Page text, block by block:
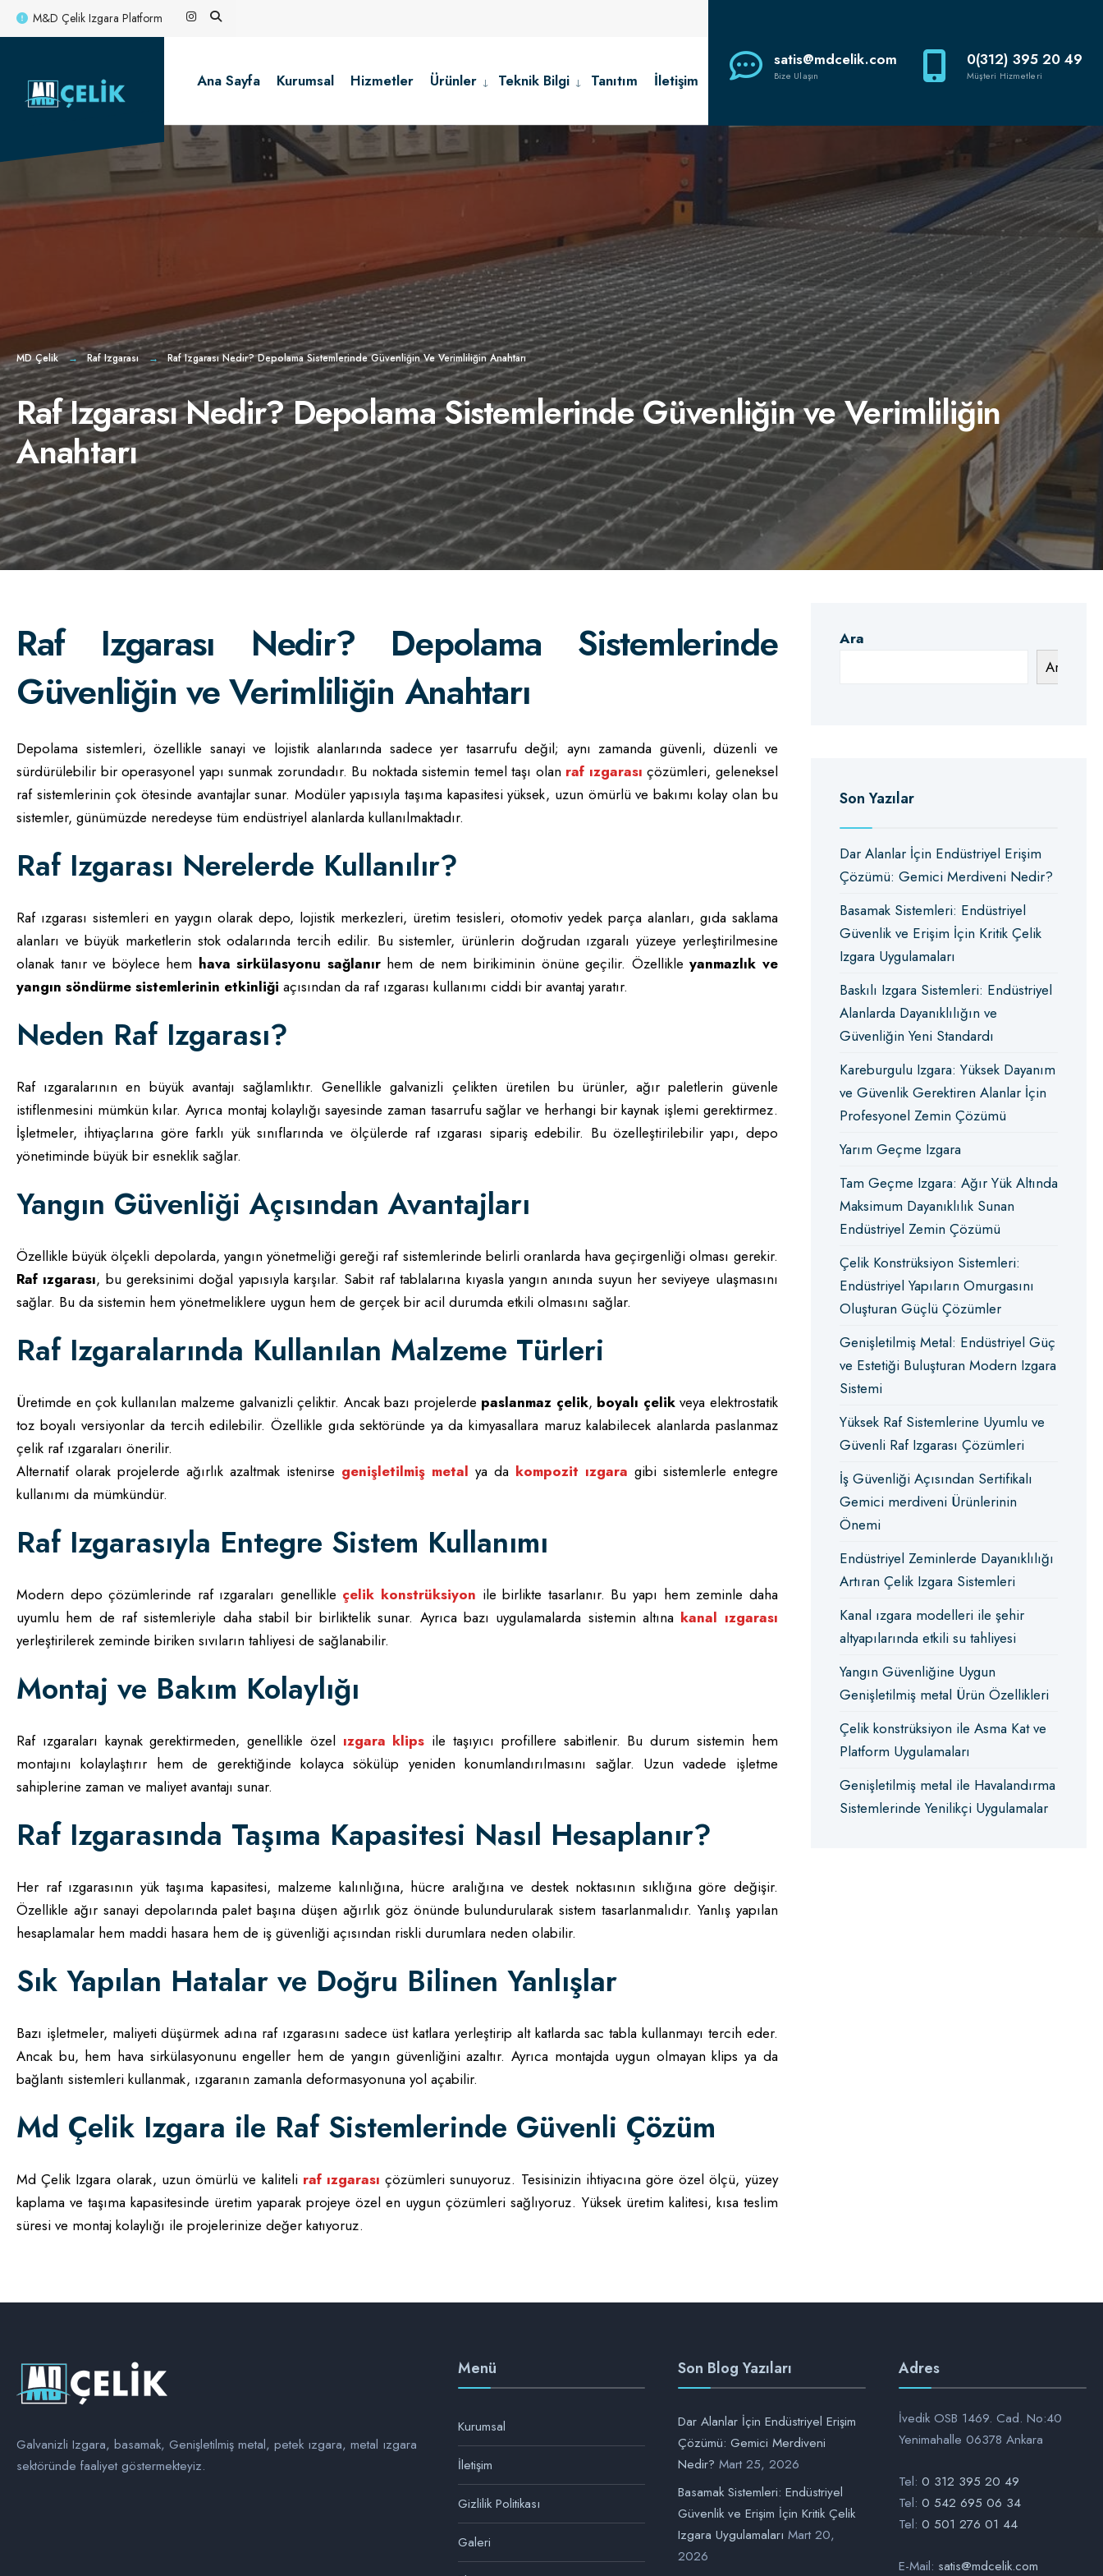
Skip
to
M&D Çelik Izgara Platform
Ana Sayfa Kurumsal Hizmetler Ürünler Teknik Bilgi Tanıtım İletişim
0(312) 395 20 49
Müşteri Hizmetleri
satis@mdcelik.com
Bize Ulaşın
MD Çelik Raf Izgarası Raf Izgarası Nedir? Depolama Sistemlerinde Güvenliğin Ve Verimliliğin Anahtarı
Raf Izgarası Nedir? Depolama Sistemlerinde Güvenliğin ve Verimliliğin
Anahtarı
Raf Izgarası Nedir? Depolama Sistemlerinde
Güvenliğin ve Verimliliğin Anahtarı
Depolama sistemleri, özellikle sanayi ve lojistik alanlarında sadece yer tasarrufu değil; aynı zamanda güvenli, düzenli ve
sürdürülebilir bir operasyonel yapı sunmak zorundadır. Bu noktada sistemin temel taşı olan raf ızgarası çözümleri, geleneksel
raf sistemlerinin çok ötesinde avantajlar sunar. Modüler yapısıyla taşıma kapasitesi yüksek, uzun ömürlü ve bakımı kolay olan bu
sistemler, günümüzde neredeyse tüm endüstriyel alanlarda kullanılmaktadır.
Raf Izgarası Nerelerde Kullanılır?
Raf ızgarası sistemleri en yaygın olarak depo, lojistik merkezleri, üretim tesisleri, otomotiv yedek parça alanları, gıda saklama
alanları ve büyük marketlerin stok odalarında tercih edilir. Bu sistemler, ürünlerin doğrudan ızgaralı yüzeye yerleştirilmesine
olanak tanır ve böylece hem hava sirkülasyonu sağlanırhem de nem birikiminin önüne geçilir. Özellikleyanmazlık ve
yangın söndürme sistemlerinin etkinliği açısından da raf ızgarası kullanımı ciddi bir avantaj yaratır.
Neden Raf Izgarası?
Raf ızgaralarının en büyük avantajı sağlamlıktır. Genellikle galvanizli çelikten üretilen bu ürünler, ağır paletlerin güvenle
istiflenmesini mümkün kılar. Ayrıca montaj kolaylığı sayesinde zaman tasarrufu sağlar ve herhangi bir kaynak işlemi gerektirmez.
İşletmeler, ihtiyaçlarına göre farklı yük sınıflarında ve ölçülerde raf ızgarası sipariş edebilir. Bu özelleştirilebilir yapı, depo
yönetiminde büyük bir esneklik sağlar.
Yangın Güvenliği Açısından Avantajları
Özellikle büyük ölçekli depolarda, yangın yönetmeliği gereği raf sistemlerinde belirli oranlarda hava geçirgenliği olması gerekir.
Raf ızgarası, bu gereksinimi doğal yapısıyla karşılar. Sabit raf tablalarına kıyasla yangın anında suyun her seviyeye ulaşmasını
sağlar. Bu da sistemin hem yönetmeliklere uygun hem de gerçek bir acil durumda etkili olmasını sağlar.
Raf Izgaralarında Kullanılan Malzeme Türleri
Üretimde en çok kullanılan malzeme galvanizli çeliktir. Ancak bazı projelerde paslanmaz çelik, boyalı çelikveya elektrostatik
toz boyalı versiyonlar da tercih edilebilir. Özellikle gıda sektöründe ya da kimyasallara maruz kalabilecek alanlarda paslanmaz
çelik raf ızgaraları önerilir.
Alternatif olarak projelerde ağırlık azaltmak istenirse genişletilmiş metal ya da kompozit ızgara gibi sistemlerle entegre
kullanımı da mümkündür.
Raf Izgarasıyla Entegre Sistem Kullanımı
Modern depo çözümlerinde raf ızgaraları genellikle çelik konstrüksiyon ile birlikte tasarlanır. Bu yapı hem zeminle daha
uyumlu hem de raf sistemleriyle daha stabil bir birliktelik sunar. Ayrıca bazı uygulamalarda sistemin altına kanal ızgarası
yerleştirilerek zeminde biriken sıvıların tahliyesi de sağlanabilir.
Montaj ve Bakım Kolaylığı
Raf ızgaraları kaynak gerektirmeden, genellikle özel ızgara klips ile taşıyıcı profillere sabitlenir. Bu durum sistemin hem
montajını kolaylaştırır hem de gerektiğinde kolayca sökülüp yeniden konumlandırılmasını sağlar. Uzun vadede işletme
sahiplerine zaman ve maliyet avantajı sunar.
Raf Izgarasında Taşıma Kapasitesi Nasıl Hesaplanır?
Her raf ızgarasının yük taşıma kapasitesi, malzeme kalınlığına, hücre aralığına ve destek noktasının sıklığına göre değişir.
Özellikle ağır sanayi depolarında palet başına düşen ağırlık göz önünde bulundurularak sistem tasarlanmalıdır. Yanlış yapılan
hesaplamalar hem maddi hasara hem de iş güvenliği açısından riskli durumlara neden olabilir.
Sık Yapılan Hatalar ve Doğru Bilinen Yanlışlar
Bazı işletmeler, maliyeti düşürmek adına raf ızgarasını sadece üst katlara yerleştirip alt katlarda sac tabla kullanmayı tercih eder.
Ancak bu, hem hava sirkülasyonunu engeller hem de yangın güvenliğini azaltır. Ayrıca montajda uygun olmayan klips ya da
bağlantı sistemleri kullanmak, ızgaranın zamanla deformasyonuna yol açabilir.
Md Çelik Izgara ile Raf Sistemlerinde Güvenli Çözüm
Md Çelik Izgara olarak, uzun ömürlü ve kaliteli raf ızgarası çözümleri sunuyoruz. Tesisinizin ihtiyacına göre özel ölçü, yüzey
kaplama ve taşıma kapasitesinde üretim yaparak projeye özel en uygun çözümleri sağlıyoruz. Yüksek üretim kalitesi, kısa teslim
süresi ve montaj kolaylığı ile projelerinize değer katıyoruz.
Ara
Ara
Son Yazılar
Dar Alanlar İçin Endüstriyel Erişim
Çözümü: Gemici Merdiveni Nedir?
Basamak Sistemleri: Endüstriyel
Güvenlik ve Erişim İçin Kritik Çelik
Izgara Uygulamaları
Baskılı Izgara Sistemleri: Endüstriyel
Alanlarda Dayanıklılığın ve
Güvenliğin Yeni Standardı
Kareburgulu Izgara: Yüksek Dayanım
ve Güvenlik Gerektiren Alanlar İçin
Profesyonel Zemin Çözümü
Yarım Geçme Izgara
Tam Geçme Izgara: Ağır Yük Altında
Maksimum Dayanıklılık Sunan
Endüstriyel Zemin Çözümü
Çelik Konstrüksiyon Sistemleri:
Endüstriyel Yapıların Omurgasını
Oluşturan Güçlü Çözümler
Genişletilmiş Metal: Endüstriyel Güç
ve Estetiği Buluşturan Modern Izgara
Sistemi
Yüksek Raf Sistemlerine Uyumlu ve
Güvenli Raf Izgarası Çözümleri
İş Güvenliği Açısından Sertifikalı
Gemici merdiveni Ürünlerinin
Önemi
Endüstriyel Zeminlerde Dayanıklılığı
Artıran Çelik Izgara Sistemleri
Kanal ızgara modelleri ile şehir
altyapılarında etkili su tahliyesi
Yangın Güvenliğine Uygun
Genişletilmiş metal Ürün Özellikleri
Çelik konstrüksiyon ile Asma Kat ve
Platform Uygulamaları
Genişletilmiş metal ile Havalandırma
Sistemlerinde Yenilikçi Uygulamalar
Galvanizli Izgara, basamak, Genişletilmiş metal, petek ızgara, metal ızgara
sektöründe faaliyet göstermekteyiz.
Menü
Kurumsal
İletişim
Gizlilik Politikası
Galeri
Son Blog Yazıları
Dar Alanlar İçin Endüstriyel Erişim
Çözümü: Gemici Merdiveni
Nedir? Mart 25, 2026
Basamak Sistemleri: Endüstriyel
Güvenlik ve Erişim İçin Kritik Çelik
Izgara Uygulamaları Mart 20,
2026
Adres
İvedik OSB 1469. Cad. No:40
Yenimahalle 06378 Ankara
Tel:0 312 395 20 49
Tel:0 542 695 06 34
Tel:0 501 276 01 44
E-Mail: satis@mdcelik.com